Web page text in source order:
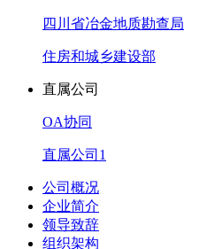
四川省冶金地质勘查局
住房和城乡建设部
直属公司
OA协同
直属公司1
公司概况
企业简介
领导致辞
组织架构